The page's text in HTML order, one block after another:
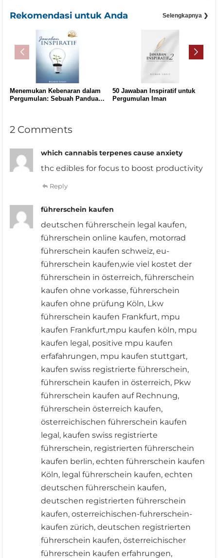
Rekomendasi untuk Anda Selengkapnya ❯
Menemukan Kebenaran dalam
Pergumulan: Sebuah Panduan
50 Jawaban Inspiratif untuk
Pergumulan Iman
2 Comments
which cannabis terpenes cause anxiety
thc edibles for focus to boost productivity
Reply
führerschein kaufen
deutschen führerschein legal kaufen,
führerschein online kaufen, motorrad
führerschein kaufen schweiz, eu-
führerschein kaufen,wie viel kostet der
führerschein in österreich, führerschein
kaufen ohne vorkasse, führerschein
kaufen ohne prüfung Köln, Lkw
führerschein kaufen Frankfurt, mpu
kaufen Frankfurt,mpu kaufen köln, mpu
kaufen legal, positive mpu kaufen
erfafahrungen, mpu kaufen stuttgart,
kaufen swiss registrierte führerschein,
führerschein kaufen in österreich, Pkw
führerschein kaufen auf Rechnung,
führerschein österreich kaufen,
österreichischen führerschein kaufen
legal, kaufen swiss registrierte
führerschein, registrierten führerschein
kaufen berlin, echten führerschein kaufen
Köln, legal führerschein kaufen, echten
deutschen führerschein kaufen,
deutschen registrierten führerschein
kaufen, osterreichischen-fuhrerschein-
kaufen zürich, deutschen registrierten
führerschein kaufen, österreichischer
führerschein kaufen erfahrungen,